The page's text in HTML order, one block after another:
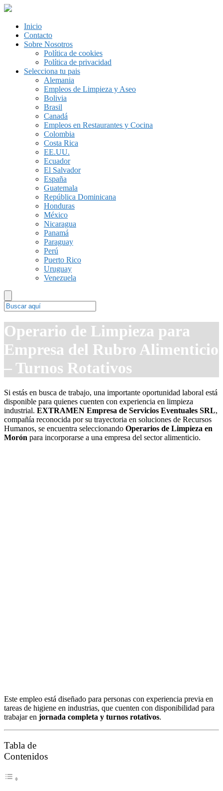
Inicio
Contacto
Sobre Nosotros
Política de cookies
Política de privacidad
Selecciona tu pais
Alemania
Empleos de Limpieza y Aseo
Bolivia
Brasil
Canadá
Empleos en Restaurantes y Cocina
Colombia
Costa Rica
EE.UU.
Ecuador
El Salvador
España
Guatemala
República Dominicana
Honduras
México
Nicaragua
Panamá
Paraguay
Perú
Puerto Rico
Uruguay
Venezuela
Operario de Limpieza para
Empresa del Rubro Alimenticio
– Turnos Rotativos
Si estás en busca de trabajo, una importante oportunidad laboral está
disponible para quienes cuenten con experiencia en limpieza
industrial. EXTRAMEN Empresa de Servicios Eventuales SRL,
compañía reconocida por su trayectoria en soluciones de Recursos
Humanos, se encuentra seleccionando Operarios de Limpieza en
Morón para incorporarse a una empresa del sector alimenticio.
Este empleo está diseñado para personas con experiencia previa en
tareas de higiene en industrias, que cuenten con disponibilidad para
trabajar en jornada completa y turnos rotativos.
Tabla de
Contenidos